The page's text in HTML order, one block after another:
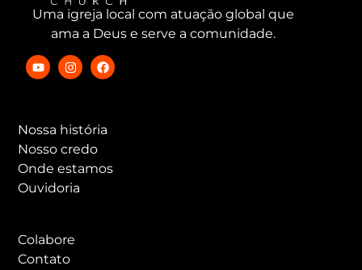
Uma igreja local com atuação global que
ama a Deus e serve a comunidade.
Nossa história
Nosso credo
Onde estamos
Ouvidoria
Colabore
Contato